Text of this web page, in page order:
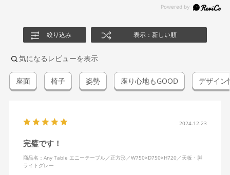
絞り込み 表示：新しい順
気になるレビューを表示
座面 椅子 姿勢 座り心地もGOOD デザイン
2024.12.23
完璧です！
商品名：Any Table エニーテーブル／正方形／W750×D750×H720／天板・脚
ライトグレー